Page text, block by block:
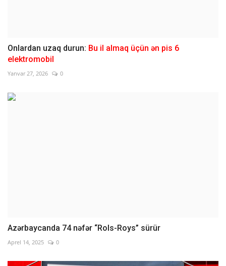
Onlardan uzaq durun: Bu il almaq üçün ən pis 6
elektromobil
Yanvar 27, 2026 0
Azərbaycanda 74 nəfər “Rols-Roys” sürür
Aprel 14, 2025 0